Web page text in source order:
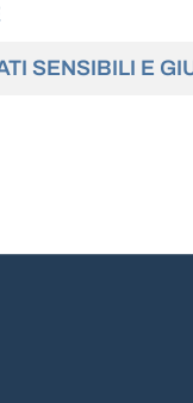
SENSIBILI E